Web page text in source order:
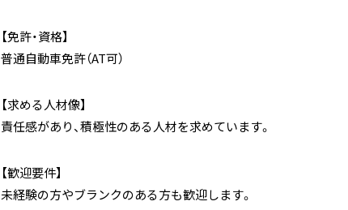
【免許・資格】
普通自動車免許（AT可）
【求める人材像】
責任感があり、積極性のある人材を求めています。
【歓迎要件】
未経験の方やブランクのある方も歓迎します。